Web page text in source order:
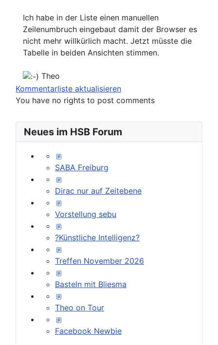
Neues im HSB Forum
SABA Freiburg
Dirac nur auf Zeitebene
Vorstellung sebu
?Künstliche Intelligenz?
Treffen November 2026
Basteln mit Bliesma
Theo on Tour
Facebook Newbie
Ich habe in der Liste einen manuellen
Zeilenumbruch eingebaut damit der Browser es
nicht mehr willkürlich macht. Jetzt müsste die
Tabelle in beiden Ansichten stimmen.
Theo
Kommentarliste aktualisieren
You have no rights to post comments